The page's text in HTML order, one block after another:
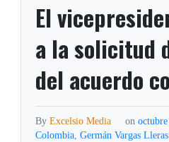
El
a la solicitud
del acuerdo
ByExcelsio Media on
Colombia,Germán Vargas Lleras